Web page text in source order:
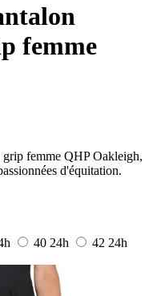
femme
femme QHP Oakleigh,
d'équitation.
40 24h 42 24h